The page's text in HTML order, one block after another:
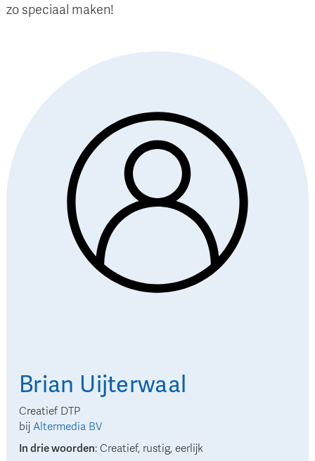
zo speciaal maken!
Brian Uijterwaal
Creatief DTP
bij Altermedia BV
In drie woorden: Creatief, rustig, eerlijk